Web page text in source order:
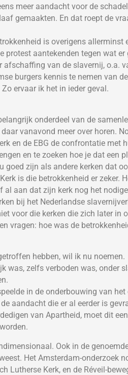
meer aandacht voor de
gemaakten. En dat roept de
is overigens allerminst
protest aantekenden tegen wat
afschaffing van de slavernij, o.a.
burgers kennis te nemen van
ervaar ik het in ieder geval.
onderdeel van de
vanavond meer over horen.
en de EBG de confrontatie met
en te zoeken hoe je dat een
goed zijn als andere kerken dat
is die betrokkenheid er zeker.
al aan dat zijn kerk nog het
bij het Nederlandse
voor die kerken die zich later in
vragen: hoe was de
hebben, wil ik nu noemen.
was, zelfs verboden was, onder
in de onderbouwing van
aandacht die er al eerder is
van Apartheid, moet dit
Ook in de
Het Amsterdam-onderzoek
Lutherse Kerk, en de Réveil-